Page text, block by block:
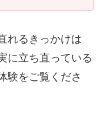
れるきっかけは
に立ち直っている
験をご覧くださ